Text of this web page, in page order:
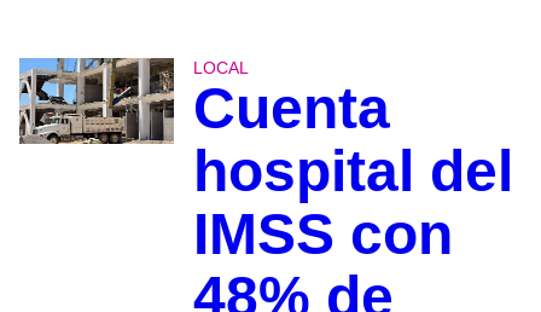
LOCAL
Cuenta
hospital del
IMSS con
48% de